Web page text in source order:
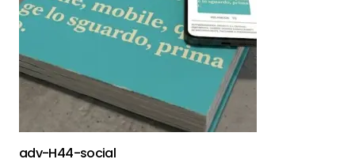
adv-H44-social